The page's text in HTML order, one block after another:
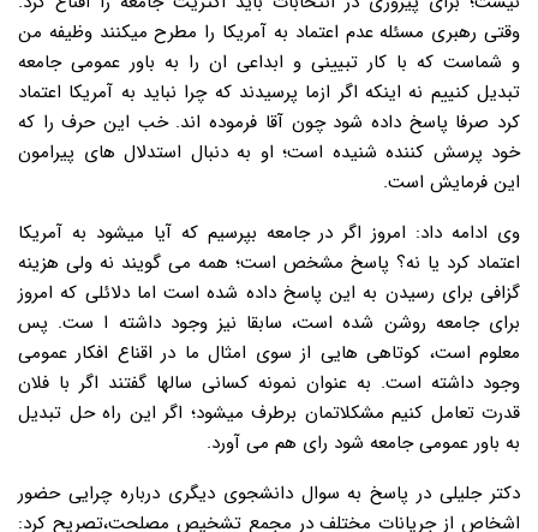
وقتی رهبری مسئله عدم اعتماد به آمریکا را مطرح میکنند وظیفه من
و شماست که با کار تبیینی و ابداعی ان را به باور عمومی جامعه
تبدیل کنییم نه اینکه اگر ازما پرسیدند که چرا نباید به آمریکا اعتماد
کرد صرفا پاسخ داده شود چون آقا فرموده اند. خب این حرف را که
خود پرسش کننده شنیده است؛ او به دنبال استدلال های پیرامون
این فرمایش است.
وی ادامه داد: امروز اگر در جامعه بپرسیم که آیا میشود به آمریکا
اعتماد کرد یا نه؟ پاسخ مشخص است؛ همه می گویند نه ولی هزینه
گزافی برای رسیدن به این پاسخ داده شده است اما دلائلی که امروز
برای جامعه روشن شده است، سابقا نیز وجود داشته ا ست. پس
معلوم است، کوتاهی هایی از سوی امثال ما در اقناع افکار عمومی
وجود داشته است. به عنوان نمونه کسانی سالها گفتند اگر با فلان
قدرت تعامل کنیم مشکلاتمان برطرف میشود؛ اگر این راه حل تبدیل
به باور عمومی جامعه شود رای هم می آورد.
دکتر جلیلی در پاسخ به سوال دانشجوی دیگری درباره چرایی حضور
اشخاص از جریانات مختلف در مجمع تشخیص مصلحت،تصریح کرد: